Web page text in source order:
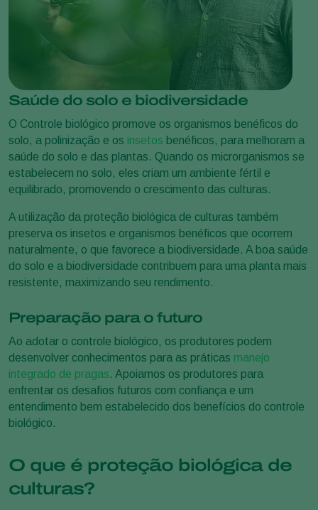
Saúde do solo e biodiversidade
O Controle biológico promove os organismos benéficos do
solo, a polinização e os insetos benéficos, para melhoram a
saúde do solo e das plantas. Quando os microrganismos se
estabelecem no solo, eles criam um ambiente fértil e
equilibrado, promovendo o crescimento das culturas.
A utilização da proteção biológica de culturas também
preserva os insetos e organismos benéficos que ocorrem
naturalmente, o que favorece a biodiversidade. A boa saúde
do solo e a biodiversidade contribuem para uma planta mais
resistente, maximizando seu rendimento.
Preparação para o futuro
Ao adotar o controle biológico, os produtores podem
desenvolver conhecimentos para as práticas manejo
integrado de pragas. Apoiamos os produtores para
enfrentar os desafios futuros com confiança e um
entendimento bem estabelecido dos benefícios do controle
biológico.
O que é proteção biológica de
culturas?